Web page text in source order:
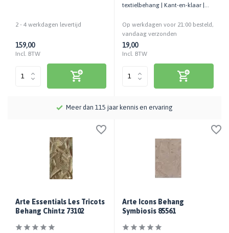
2 - 4 werkdagen levertijd
159,00
Incl. BTW
textielbehang | Kant-en-klaar |
Op werkdagen voor 21:00 besteld,
vandaag verzonden
19,00
Incl. BTW
Meer dan 115 jaar kennis en ervaring
Arte Essentials Les Tricots
Behang Chintz 73102
Arte Icons Behang
Symbiosis 85561